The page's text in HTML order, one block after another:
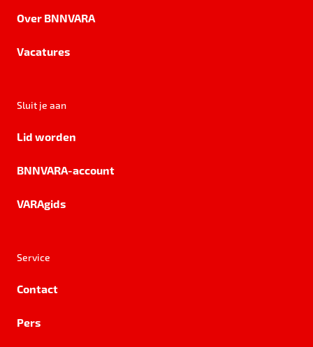
Over BNNVARA
Vacatures
Sluit je aan
Lid worden
BNNVARA-account
VARAgids
Service
Contact
Pers